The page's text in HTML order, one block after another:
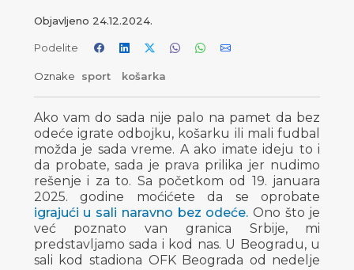
Objavljeno 24.12.2024.
Podelite
Oznake sport košarka
Ako vam do sada nije palo na pamet da bez
odeće igrate odbojku, košarku ili mali fudbal
možda je sada vreme. A ako imate ideju to i
da probate, sada je prava prilika jer nudimo
rešenje i za to. Sa početkom od 19. januara
2025. godine moćićete da se oprobate
igrajući u sali naravno bez odeće. Ono što je
već poznato van granica Srbije, mi
predstavljamo sada i kod nas. U Beogradu, u
sali kod stadiona OFK Beograda od nedelje